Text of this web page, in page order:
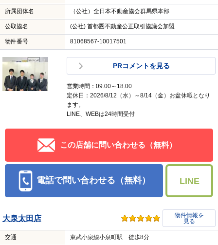
所属団体名 （公社）全日本不動産協会群馬県本部
公取協名 (公社) 首都圏不動産公正取引協議会加盟
物件番号 81068567-10017501
PRコメントを見る
営業時間：09:00～18:00
定休日：2026/8/12（水）～8/14（金）お盆休暇となり
ます。
LINE、WEBは24時間受付
この店舗に問い合わせる（無料）
電話で問い合わせる（無料） LINE
大泉太田店
物件情報を
見る
交通 東武小泉線小泉町駅 徒歩8分